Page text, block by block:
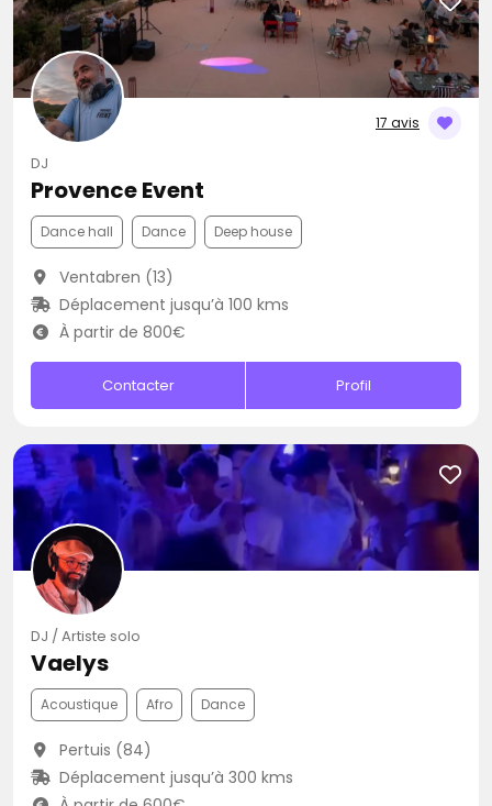
17 avis
DJ
Provence Event
Dance hall Dance Deep house
Ventabren (13)
Déplacement jusqu’à 100 kms
À partir de 800€
Contacter Profil
DJ / Artiste solo
Vaelys
Acoustique Afro Dance
Pertuis (84)
Déplacement jusqu’à 300 kms